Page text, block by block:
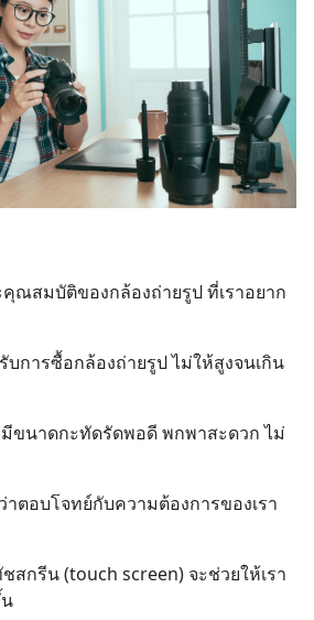
ณสมบัติของกล้องถ่ายรูป ที่เราอยาก
การซื้อกล้องถ่ายรูป ไม่ให้สูงจนเกิน
มีขนาดกะทัดรัดพอดี พกพาสะดวก ไม่
ตอบโจทย์กับความต้องการของเรา
สกรีน (touch screen) จะช่วยให้เรา